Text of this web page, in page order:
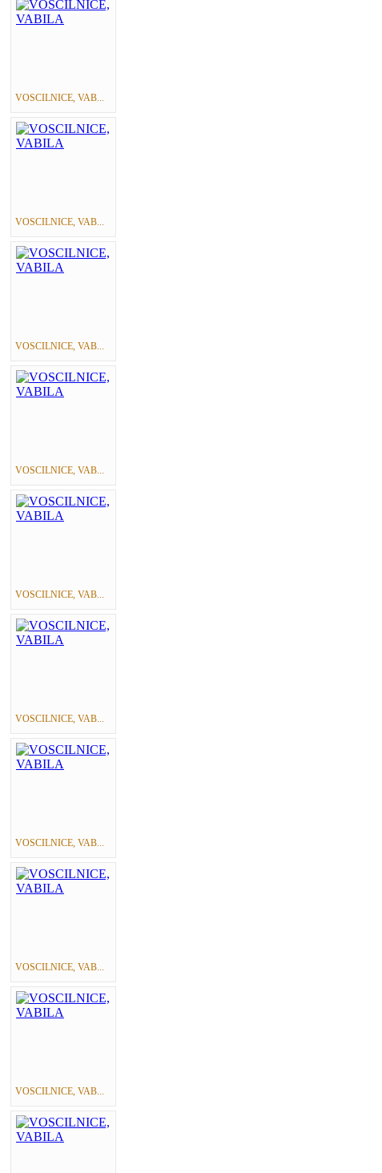
VOSCILNICE, VAB...
VOSCILNICE, VAB...
VOSCILNICE, VAB...
VOSCILNICE, VAB...
VOSCILNICE, VAB...
VOSCILNICE, VAB...
VOSCILNICE, VAB...
VOSCILNICE, VAB...
VOSCILNICE, VAB...